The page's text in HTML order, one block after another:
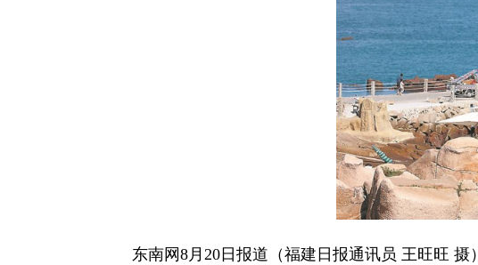
东南网8月20日报道（福建日报通讯员 王旺旺 摄）